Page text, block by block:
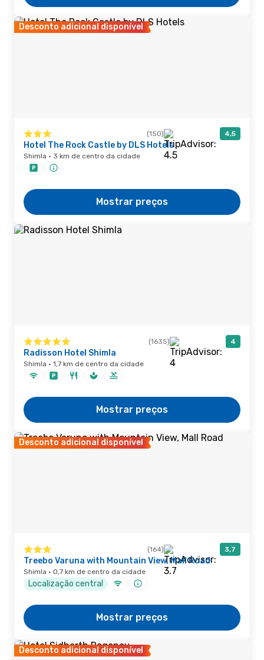
Desconto adicional disponível
(150) 4,5
Hotel The Rock Castle by DLS Hotels
Shimla · 3 km de centro da cidade
Mostrar preços
(1635) 4
Radisson Hotel Shimla
Shimla · 1,7 km de centro da cidade
Mostrar preços
Desconto adicional disponível
(164) 3,7
Treebo Varuna with Mountain View, Mall Road
Shimla · 0,7 km de centro da cidade
Localização central
Mostrar preços
Desconto adicional disponível